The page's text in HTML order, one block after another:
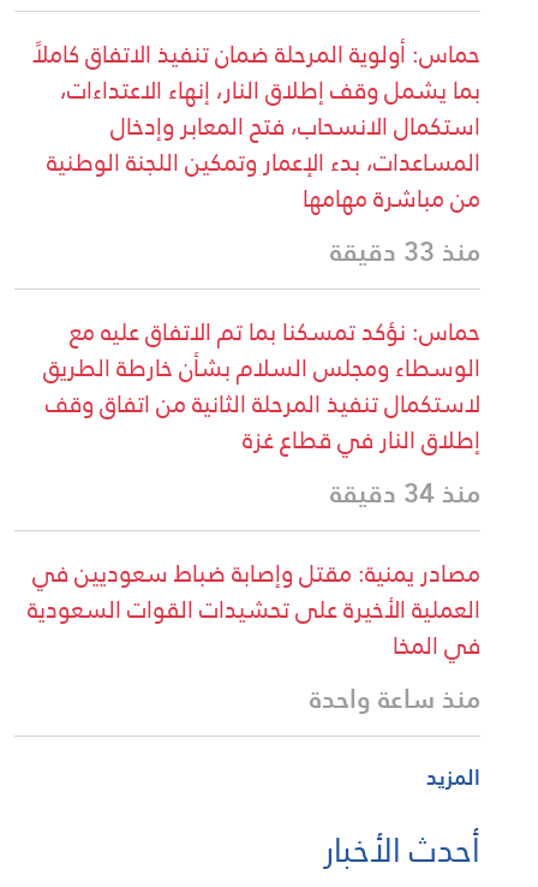
حماس: ⁠أولوية المرحلة ضمان تنفيذ الاتفاق كاملاً
بما يشمل وقف إطلاق النار، إنهاء الاعتداءات،
استكمال الانسحاب، فتح المعابر وإدخال
المساعدات، بدء الإعمار وتمكين اللجنة الوطنية
من مباشرة مهامها
منذ 33 دقيقة
حماس: نؤكد تمسكنا بما تم الاتفاق عليه مع
الوسطاء ومجلس السلام بشأن خارطة الطريق
لاستكمال تنفيذ المرحلة الثانية من اتفاق وقف
إطلاق النار في قطاع غزة
منذ 34 دقيقة
مصادر يمنية: مقتل وإصابة ضباط سعوديين في
العملية الأخيرة على تحشيدات القوات السعودية
في المخا
منذ ساعة واحدة
المزيد
أحدث الأخبار